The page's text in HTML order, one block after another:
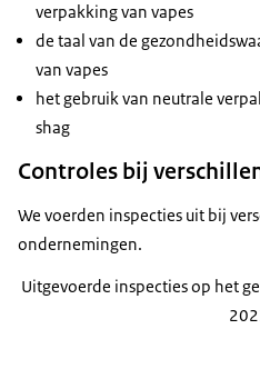
verpakking van vapes
de taal van de
van vapes
het gebruik van neutrale
shag
Controles bij
We voerden inspecties uit bij
ondernemingen.
Uitgevoerde inspecties op het